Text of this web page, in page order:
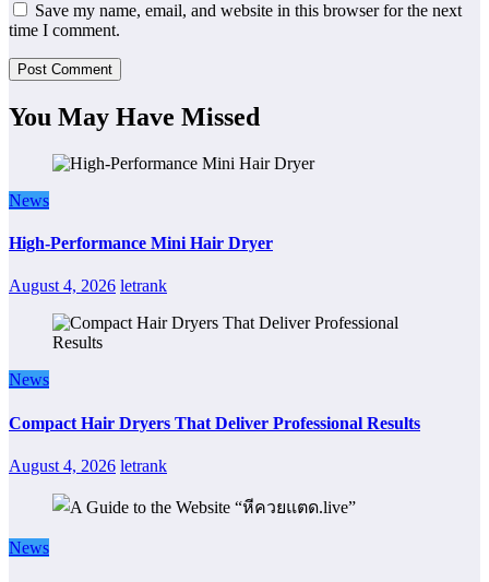
Save my name, email, and website in this browser for the next
time I comment.
You May Have Missed
News
High-Performance Mini Hair Dryer
August 4, 2026 letrank
News
Compact Hair Dryers That Deliver Professional Results
August 4, 2026 letrank
News